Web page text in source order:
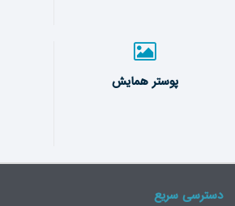
پوستر همایش
دسترسی سریع